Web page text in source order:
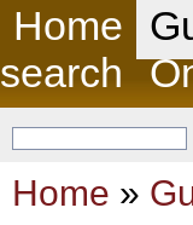
Home
search
Home »